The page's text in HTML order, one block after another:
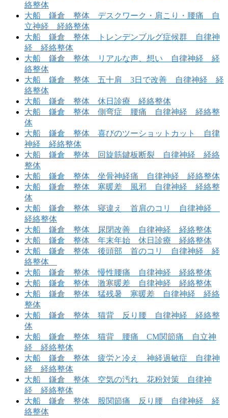
絡整体
大船 鎌倉 整体 デスクワーク・肩こり・腰痛 自
立神経 経絡整体
大船 鎌倉 整体 トレンデンブルグ症候群 自律神
経 経絡整体
大船 鎌倉 整体 リアルな声、想い 自律神経 経
絡整体
大船 鎌倉 整体 五十肩 3日で改善 自律神経 経
絡整体
大船 鎌倉 整体 休日診療 経絡整体
大船 鎌倉 整体 側弯症 腰痛 自律神経 経絡整
体
大船 鎌倉 整体 喜びのツーショットカット 自律
神経 経絡整体
大船 鎌倉 整体 回旋筋鍵板断裂 自律神経 経絡
整体
大船 鎌倉 整体 坐骨神経痛 自律神経 経絡整体
大船 鎌倉 整体 寒暖差 風邪 自律神経 経絡整
体
大船 鎌倉 整体 寝違え 首肩のコリ 自律神経
経絡整体
大船 鎌倉 整体 尿閉改善 自律神経 経絡整体
大船 鎌倉 整体 年末年始 休日診療 経絡整体
大船 鎌倉 整体 後頭部 首のコリ 自律神経 経
絡整体
大船 鎌倉 整体 慢性腰痛 自律神経 経絡整体
大船 鎌倉 整体 激寒暖差 自律神経 経絡整体
大船 鎌倉 整体 猛残暑 寒暖差 自律神経 経絡
整体
大船 鎌倉 整体 猫背 反り腰 自律神経 経絡整
体
大船 鎌倉 整体 猫背 腰痛 CM関節痛 自立神
経 経絡整体
大船 鎌倉 整体 疲労と冷え 神経過敏症 自律神
経 経絡整体
大船 鎌倉 整体 空気の汚れ 花粉対策 自律神
経 経絡整体
大船 鎌倉 整体 股関節痛 反り腰 自律神経 経
絡整体